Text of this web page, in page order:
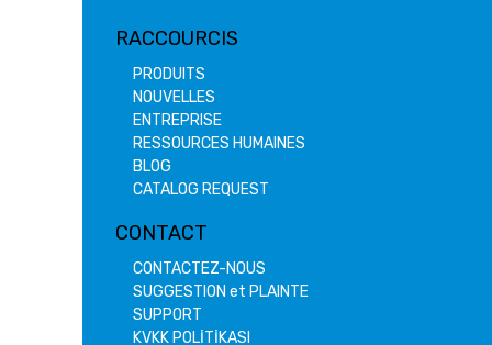
RACCOURCIS
PRODUITS
NOUVELLES
ENTREPRISE
RESSOURCES HUMAINES
BLOG
CATALOG REQUEST
CONTACT
CONTACTEZ-NOUS
SUGGESTION et PLAINTE
SUPPORT
KVKK POLİTİKASI